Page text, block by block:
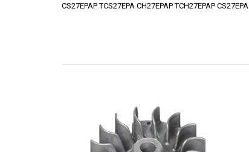
CS27EPAP TCS27EPA CH27EPAP TCH27EPAP